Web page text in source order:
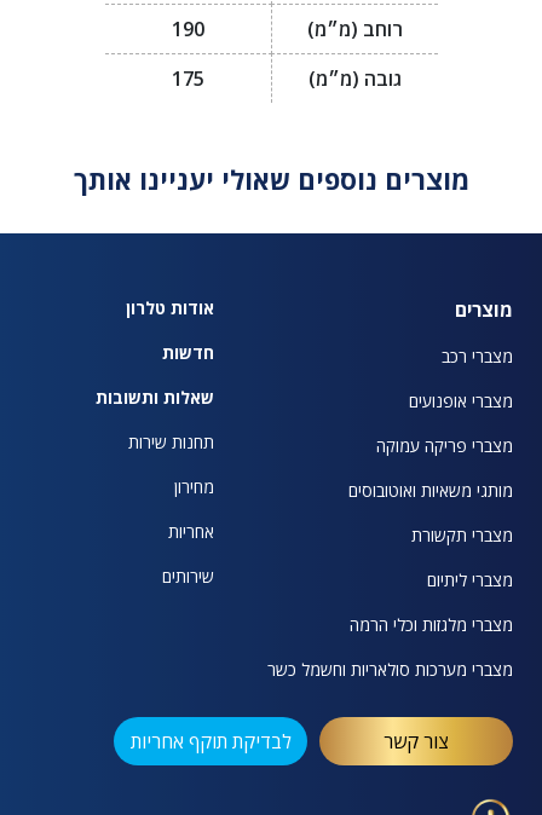
רוחב (מ״מ)
190
גובה (מ״מ)
175
מוצרים נוספים שאולי יעניינו אותך
מוצרים
מצברי רכב
מצברי אופנועים
מצברי פריקה עמוקה
מותגי משאיות ואוטובוסים
מצברי תקשורת
מצברי ליתיום
מצברי מלגזות וכלי הרמה
מצברי מערכות סולאריות וחשמל כשר
אודות טלרון
חדשות
שאלות ותשובות
תחנות שירות
מחירון
אחריות
שירותים
צור קשר לבדיקת תוקף אחריות